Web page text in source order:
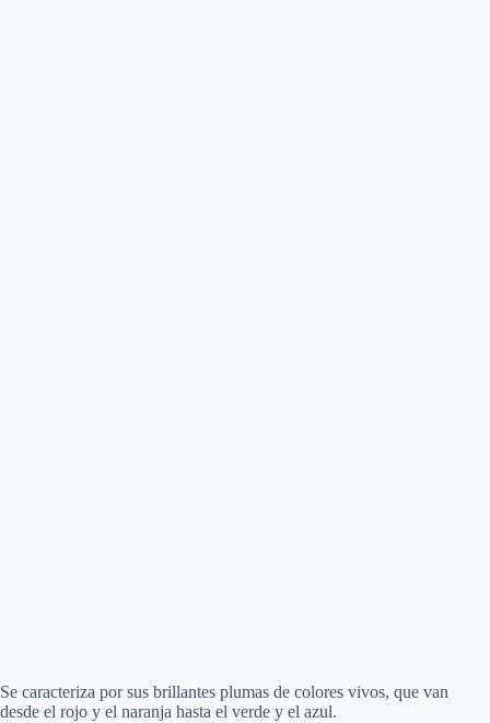
Se caracteriza por sus brillantes plumas de colores vivos, que van
desde el rojo y el naranja hasta el verde y el azul.